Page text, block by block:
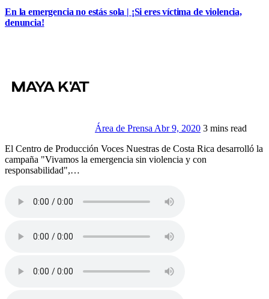
En la emergencia no estás sola | ¡Si eres víctima de violencia,
denuncia!
Área de Prensa Abr 9, 2020 3 mins read
El Centro de Producción Voces Nuestras de Costa Rica desarrolló la
campaña "Vivamos la emergencia sin violencia y con
responsabilidad",…